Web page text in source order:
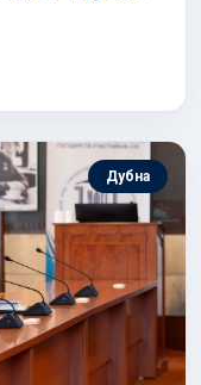
Дубна